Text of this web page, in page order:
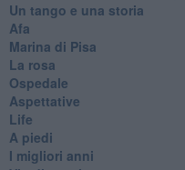
Un tango e una storia
Afa
Marina di Pisa
La rosa
Ospedale
Aspettative
Life
A piedi
I migliori anni